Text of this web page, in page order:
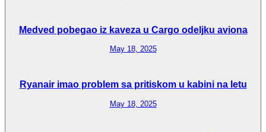
Medved pobegao iz kaveza u Cargo odeljku aviona
May 18, 2025
Ryanair imao problem sa pritiskom u kabini na letu
May 18, 2025